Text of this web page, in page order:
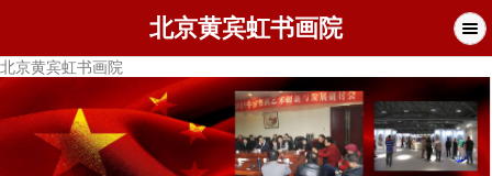
北京黄宾虹书画院
北京黄宾虹书画院